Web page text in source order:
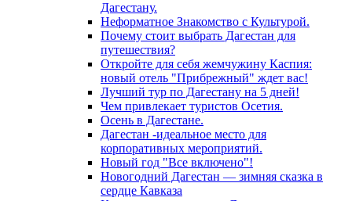
Дагестану.
Неформатное Знакомство с Культурой.
Почему стоит выбрать Дагестан для
путешествия?
Откройте для себя жемчужину Каспия:
новый отель "Прибрежный" ждет вас!
Лучший тур по Дагестану на 5 дней!
Чем привлекает туристов Осетия.
Осень в Дагестане.
Дагестан -идеальное место для
корпоративных мероприятий.
Новый год "Все включено"!
Новогодний Дагестан — зимняя сказка в
сердце Кавказа